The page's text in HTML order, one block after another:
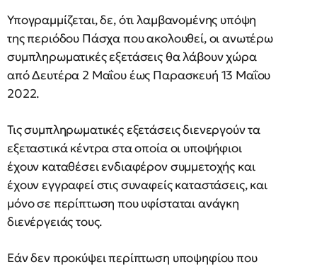
Υπογραμμίζεται, δε, ότι λαμβανομένης υπόψη
της περιόδου Πάσχα που ακολουθεί, οι ανωτέρω
συμπληρωματικές εξετάσεις θα λάβουν χώρα
από Δευτέρα 2 Μαΐου έως Παρασκευή 13 Μαΐου
2022.
Τις συμπληρωματικές εξετάσεις διενεργούν τα
εξεταστικά κέντρα στα οποία οι υποψήφιοι
έχουν καταθέσει ενδιαφέρον συμμετοχής και
έχουν εγγραφεί στις συναφείς καταστάσεις, και
μόνο σε περίπτωση που υφίσταται ανάγκη
διενέργειάς τους.
Εάν δεν προκύψει περίπτωση υποψηφίου που